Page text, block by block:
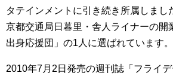
タテインメントに引き続き所属しまし
京都交通局日暮里・舎人ライナーの開
出身応援団」の1人に選ばれています。
2010年7月2日発売の週刊誌「フライ